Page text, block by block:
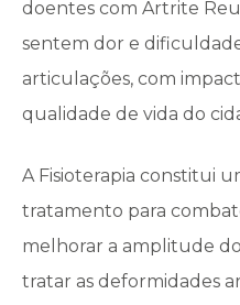
doentes com Artrite
sentem dor e
articulações, com
qualidade de vida do
A Fisioterapia constitui
tratamento para
melhorar a amplitude
tratar as deformidades